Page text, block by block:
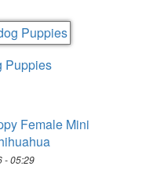
Puppies
Female Mini
- 05:29